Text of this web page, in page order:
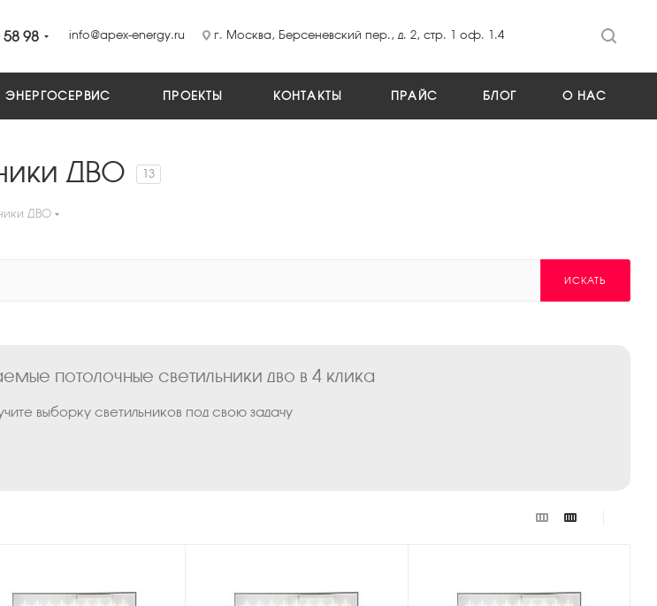
58 98 info@apex-energy.ru г. Москва, Берсеневский пер., д. 2, стр. 1 оф. 1.4
ЭНЕРГОСЕРВИС ПРОЕКТЫ КОНТАКТЫ ПРАЙС БЛОГ О НАС
ДВО 13
ДВО
ИСКАТЬ
потолочные светильники дво в 4 клика
выборку светильников под свою задачу